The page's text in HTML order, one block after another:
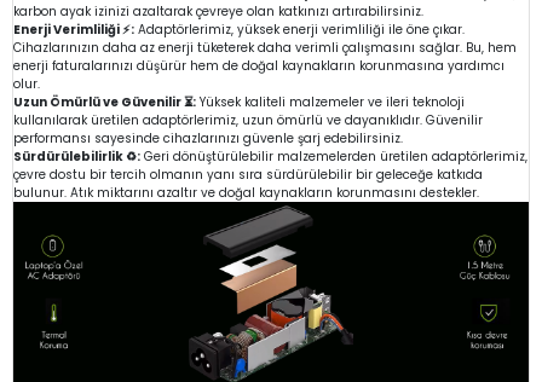
karbon ayak izinizi azaltarak çevreye olan katkınızı artırabilirsiniz.
Enerji Verimliliği ⚡: Adaptörlerimiz, yüksek enerji verimliliği ile öne çıkar.
Cihazlarınızın daha az enerji tüketerek daha verimli çalışmasını sağlar. Bu, hem
enerji faturalarınızı düşürür hem de doğal kaynakların korunmasına yardımcı
olur.
Uzun Ömürlü ve Güvenilir ⏳: Yüksek kaliteli malzemeler ve ileri teknoloji
kullanılarak üretilen adaptörlerimiz, uzun ömürlü ve dayanıklıdır. Güvenilir
performansı sayesinde cihazlarınızı güvenle şarj edebilirsiniz.
Sürdürülebilirlik ♻️: Geri dönüştürülebilir malzemelerden üretilen adaptörlerimiz,
çevre dostu bir tercih olmanın yanı sıra sürdürülebilir bir geleceğe katkıda
bulunur. Atık miktarını azaltır ve doğal kaynakların korunmasını destekler.